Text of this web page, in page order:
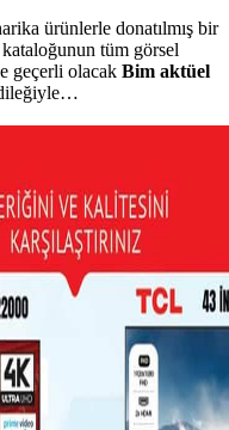
ürünlerle donatılmış bir
tüm görsel
geçerli olacak Bim aktüel